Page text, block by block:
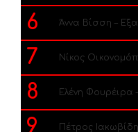
6 Άννα Βίσση –
7 Νίκος
8 Ελένη Φουρέιρα
9 Πέτρος